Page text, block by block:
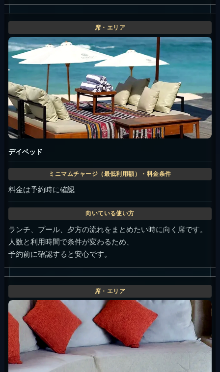
デイベッド
料金は予約時に確認
ランチ、プール、夕方の流れをまとめたい時に向く席です。
人数と利用時間で条件が変わるため、
予約前に確認すると安心です。